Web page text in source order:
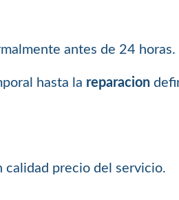
antes de 24 horas.
hasta la reparacion
calidad precio del servicio.